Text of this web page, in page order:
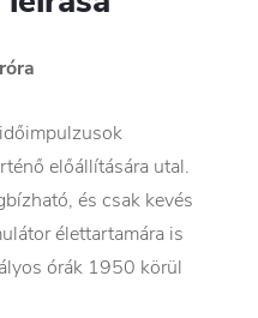
előállítására utal.
és csak kevés
élettartamára is
órák 1950 körül